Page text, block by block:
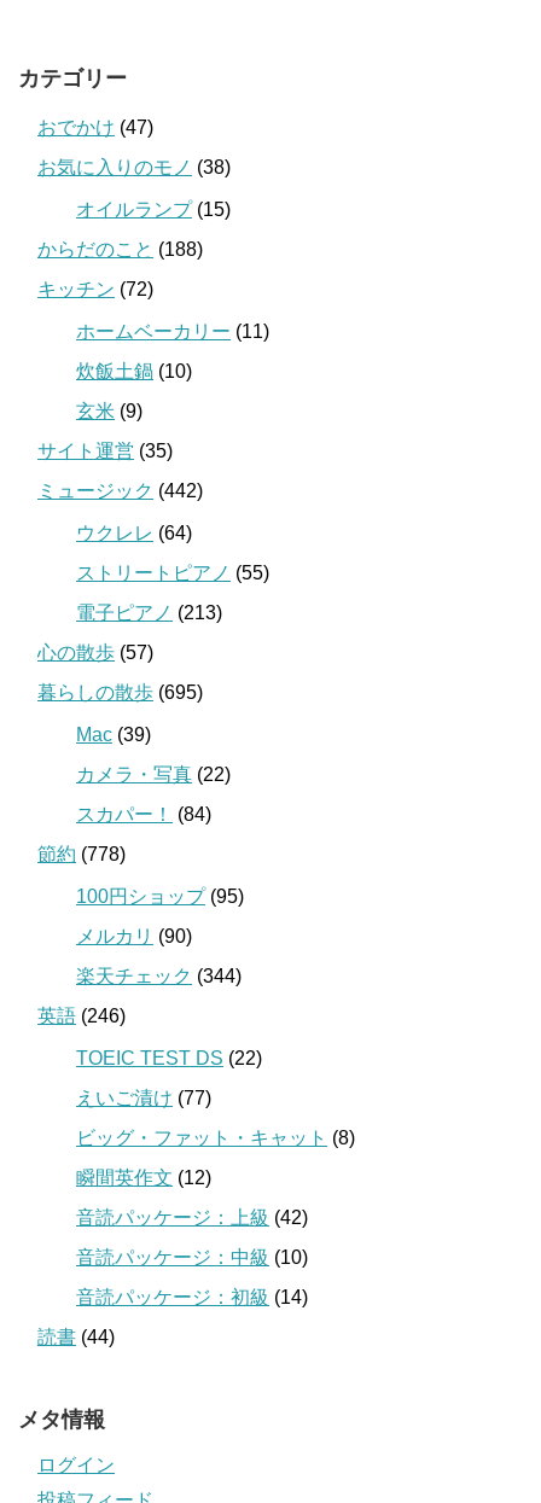
カテゴリー
おでかけ (47)
お気に入りのモノ (38)
オイルランプ(15)
からだのこと (188)
キッチン (72)
ホームベーカリー (11)
炊飯土鍋 (10)
玄米 (9)
サイト運営 (35)
ミュージック (442)
ウクレレ (64)
ストリートピアノ (55)
電子ピアノ (213)
心の散歩 (57)
暮らしの散歩 (695)
Mac (39)
カメラ・写真 (22)
スカパー！
(84)
節約 (778)
100円ショップ(95)
メルカリ (90)
楽天チェック (344)
英語 (246)
TOEIC TEST DS (22)
えいご漬け (77)
ビッグ・ファット・キャット (8)
瞬間英作文 (12)
音読パッケージ：上級 (42)
音読パッケージ：中級 (10)
音読パッケージ：初級 (14)
読書 (44)
メタ情報
ログイン